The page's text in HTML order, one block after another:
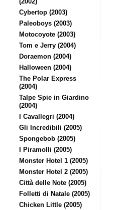
Cybertop (2003)
Paleoboys (2003)
Motocoyote (2003)
Tom e Jerry (2004)
Doraemon (2004)
Halloween (2004)
The Polar Express
(2004)
Talpe Spie in Giardino
(2004)
I Cavallegri (2004)
Gli Incredibili (2005)
Spongebob (2005)
I Piramolli (2005)
Monster Hotel 1 (2005)
Monster Hotel 2 (2005)
Città delle Note (2005)
Folletti di Natale (2005)
Chicken Little (2005)